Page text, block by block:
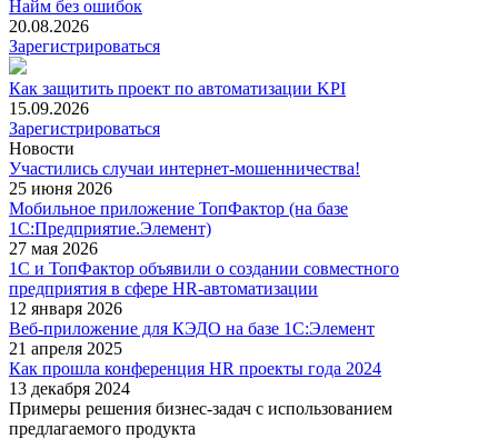
Найм без ошибок
20.08.2026
Зарегистрироваться
Как защитить проект по автоматизации KPI
15.09.2026
Зарегистрироваться
Новости
Участились случаи интернет-мошенничества!
25 июня 2026
Мобильное приложение ТопФактор (на базе
1С:Предприятие.Элемент)
27 мая 2026
1С и ТопФактор объявили о создании совместного
предприятия в сфере HR-автоматизации
12 января 2026
Веб-приложение для КЭДО на базе 1С:Элемент
21 апреля 2025
Как прошла конференция HR проекты года 2024
13 декабря 2024
Примеры решения бизнес-задач с использованием
предлагаемого продукта